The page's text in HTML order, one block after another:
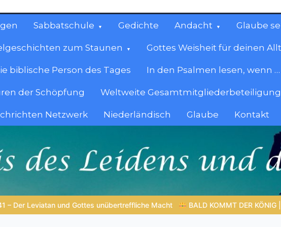
Sabbatschule Gedichte Andacht Glaube
zum Staunen Gottes Weisheit für deinen
biblische Person des Tages In den Psalmen lesen, wenn …
der Schöpfung Weltweite Gesamtmitgliederbeteiligung
Netzwerk Niederländisch Glaube Kontakt
KOMMT DER KÖNIG | 06.08.2026 | Gebet formt den Charakter: Das